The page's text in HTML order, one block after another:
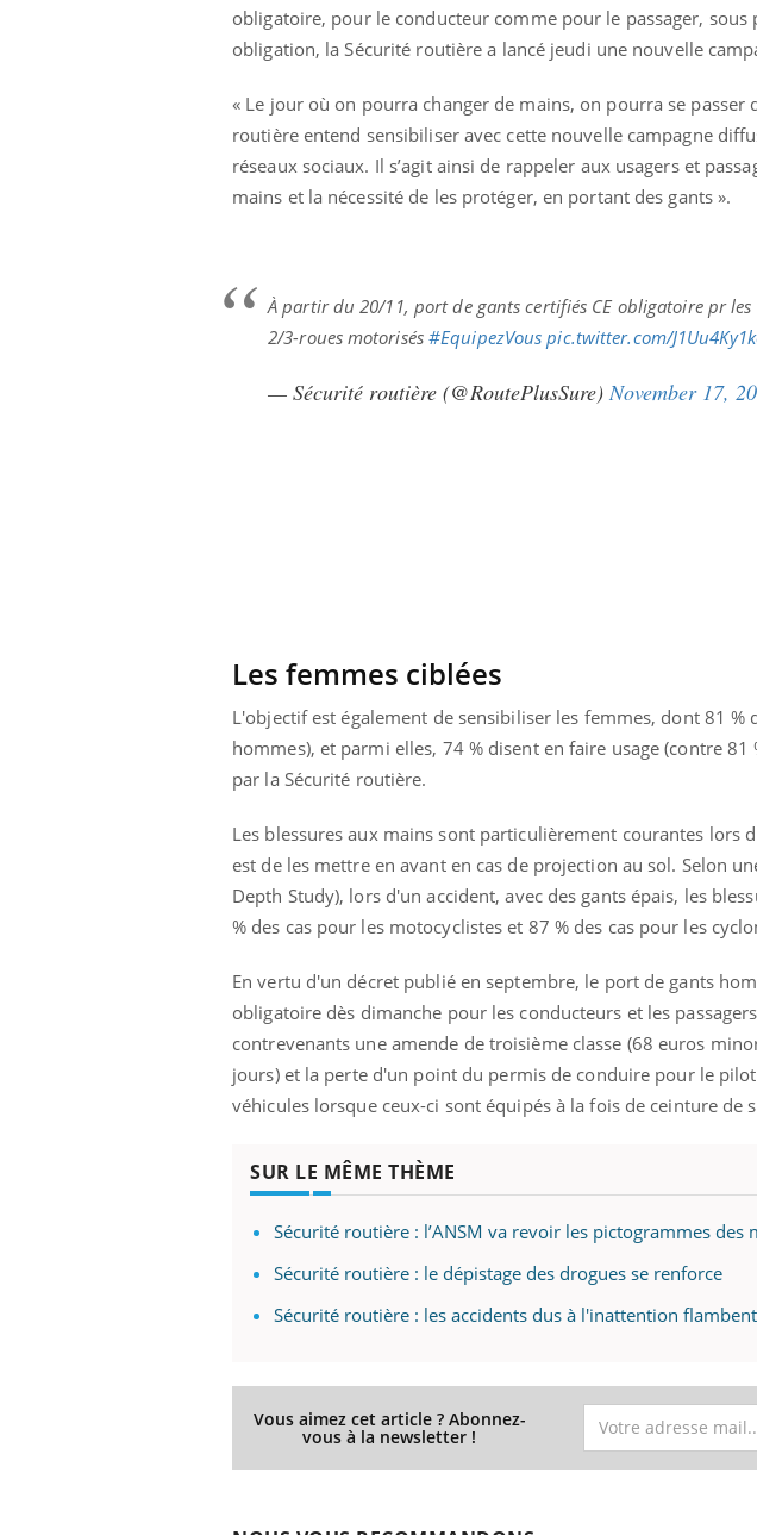
obligatoire, pour le conducteur comme pour le passager,
obligation, la Sécurité routière a lancé jeudi une nouvelle
« Le jour où on pourra changer de mains, on pourra se passer
routière entend sensibiliser avec cette nouvelle campagne
réseaux sociaux. Il s’agit ainsi de rappeler aux usagers et
mains et la nécessité de les protéger, en portant des gants ».
À partir du 20/11, port de gants certifiés CE obligatoire pr
2/3-roues motorisés #EquipezVous pic.twitter.com/
— Sécurité routière (@RoutePlusSure)November 17,
Les femmes ciblées
L'objectif est également de sensibiliser les femmes, dont 81 %
hommes), et parmi elles, 74 % disent en faire usage (contre
par la Sécurité routière.
Les blessures aux mains sont particulièrement courantes lors
est de les mettre en avant en cas de projection au sol. Selon
Depth Study), lors d'un accident, avec des gants épais, les
% des cas pour les motocyclistes et 87 % des cas pour les
En vertu d'un décret publié en septembre, le port de gants
obligatoire dès dimanche pour les conducteurs et les
contrevenants une amende de troisième classe (68 euros
jours) et la perte d'un point du permis de conduire pour le
véhicules lorsque ceux-ci sont équipés à la fois de ceinture de
SUR LE MÊME THÈME
Sécurité routière : l’ANSM va revoir les pictogrammes des
Sécurité routière : le dépistage des drogues se renforce
Sécurité routière : les accidents dus à l'inattention flambent
Vous aimez cet article ? Abonnez-
vous à la newsletter !
charge des femmes
enceintes
La sieste empêche-t-elle
de dormir la nuit ?
jours de vos
Fortes
pourquoi le